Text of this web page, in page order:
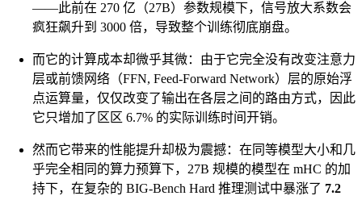
——此前在 270 亿（27B）参数规模下，信号放大系数会
疯狂飙升到 3000 倍，导致整个训练彻底崩盘。
而它的计算成本却微乎其微：由于它完全没有改变注意力
层或前馈网络（FFN, Feed-Forward Network）层的原始浮
点运算量，仅仅改变了输出在各层之间的路由方式，因此
它只增加了区区 6.7% 的实际训练时间开销。
然而它带来的性能提升却极为震撼：在同等模型大小和几
乎完全相同的算力预算下，27B 规模的模型在 mHC 的加
持下，在复杂的 BIG-Bench Hard 推理测试中暴涨了 7.2